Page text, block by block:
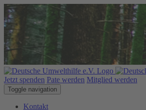
Jetzt spenden Pate werden Mitglied werden
Toggle navigation
Kontakt